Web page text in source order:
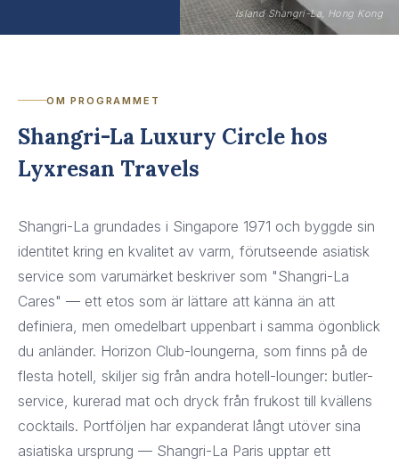
Island Shangri-La, Hong Kong
OM PROGRAMMET
Shangri-La Luxury Circle hos
Lyxresan Travels
Shangri-La grundades i Singapore 1971 och byggde sin
identitet kring en kvalitet av varm, förutseende asiatisk
service som varumärket beskriver som "Shangri-La
Cares" — ett etos som är lättare att känna än att
definiera, men omedelbart uppenbart i samma ögonblick
du anländer. Horizon Club-loungerna, som finns på de
flesta hotell, skiljer sig från andra hotell-lounger: butler-
service, kurerad mat och dryck från frukost till kvällens
cocktails. Portföljen har expanderat långt utöver sina
asiatiska ursprung — Shangri-La Paris upptar ett